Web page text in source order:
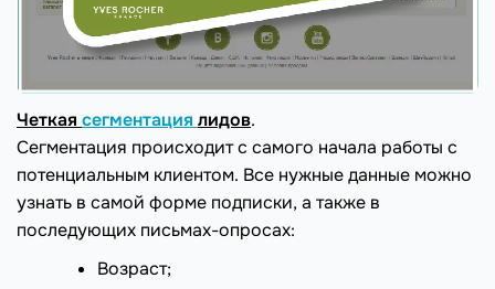
Четкая сегментация лидов.
Сегментация происходит с самого начала работы с
потенциальным клиентом. Все нужные данные можно
узнать в самой форме подписки, а также в
последующих письмах-опросах:
Возраст;